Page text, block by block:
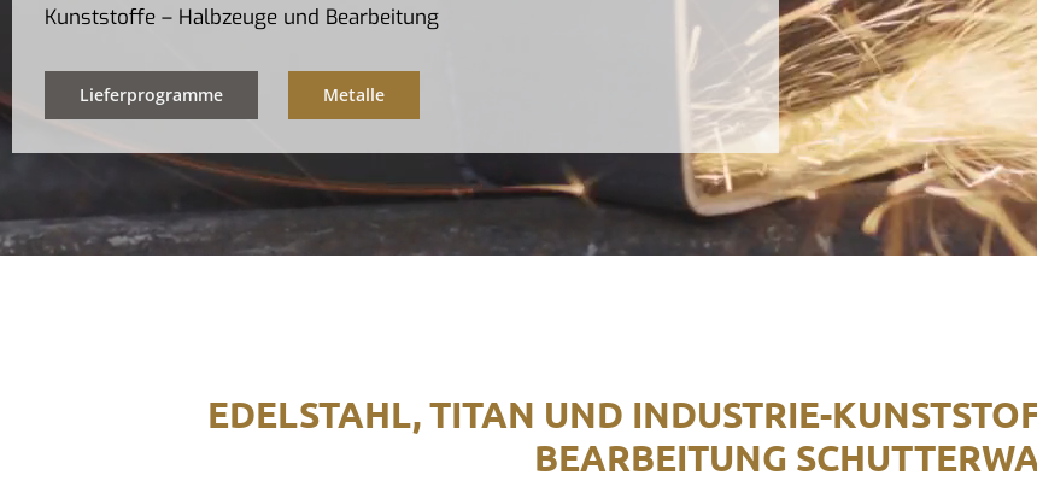
Kunststoffe – Halbzeuge und Bearbeitung
Lieferprogramme Metalle
EDELSTAHL, TITAN UND INDUSTRIE-
BEARBEITUNG